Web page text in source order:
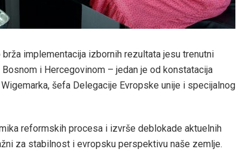
implementacija izbornih rezultata jesu trenutni
i Hercegovinom – jedan je od konstatacija
šefa Delegacije Evropske unije i specijalnog
reformskih procesa i izvrše deblokade aktuelnih
za stabilnost i evropsku perspektivu naše zemlje.